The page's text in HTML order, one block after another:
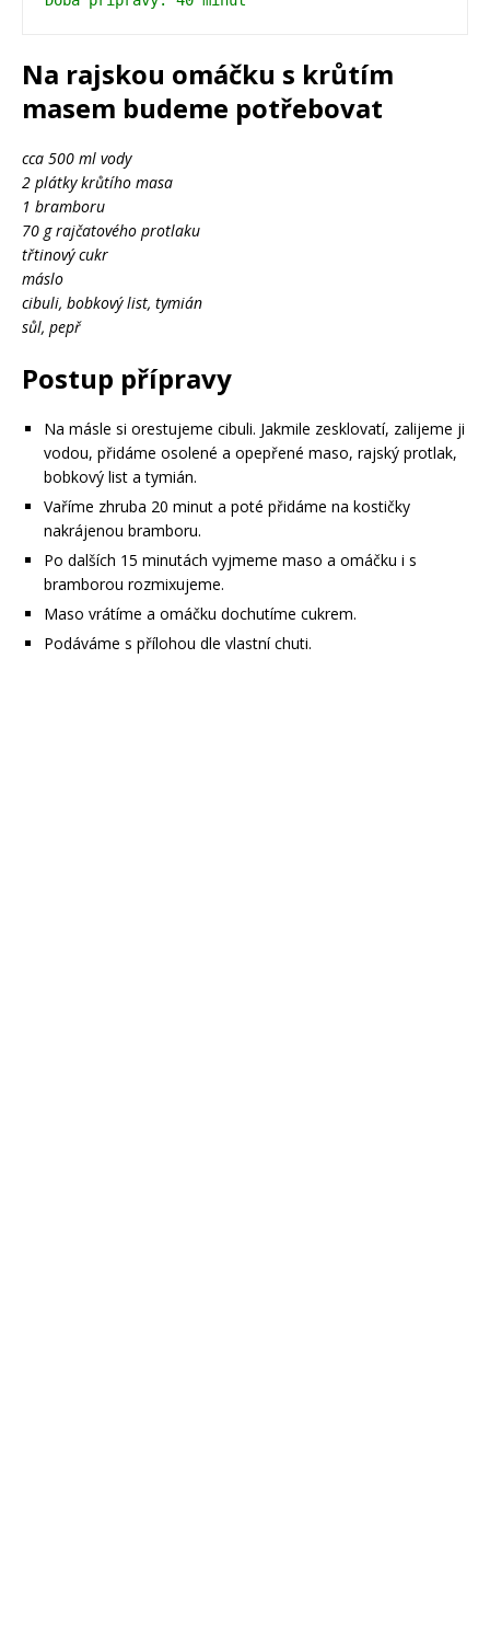
Na rajskou omáčku s krůtím
masem budeme potřebovat
cca 500 ml vody
2 plátky krůtího masa
1 bramboru
70 g rajčatového protlaku
třtinový cukr
máslo
cibuli, bobkový list, tymián
sůl, pepř
Postup přípravy
Na másle si orestujeme cibuli. Jakmile zesklovatí, zalijeme ji
vodou, přidáme osolené a opepřené maso, rajský protlak,
bobkový list a tymián.
Vaříme zhruba 20 minut a poté přidáme na kostičky
nakrájenou bramboru.
Po dalších 15 minutách vyjmeme maso a omáčku i s
bramborou rozmixujeme.
Maso vrátíme a omáčku dochutíme cukrem.
Podáváme s přílohou dle vlastní chuti.